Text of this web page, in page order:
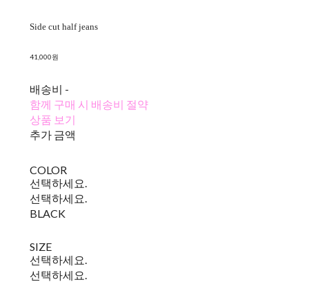
Side cut half jeans
41,000원
배송비 -
함께 구매 시 배송비 절약
상품 보기
추가 금액
COLOR
선택하세요.
선택하세요.
BLACK
SIZE
선택하세요.
선택하세요.